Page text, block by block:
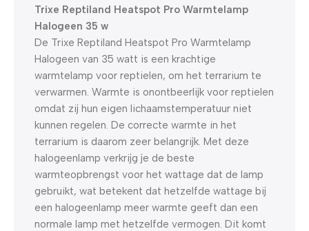
Trixe Reptiland Heatspot Pro Warmtelamp
Halogeen 35 w
De Trixe Reptiland Heatspot Pro Warmtelamp
Halogeen van 35 watt is een krachtige
warmtelamp voor reptielen, om het terrarium te
verwarmen. Warmte is onontbeerlijk voor reptielen
omdat zij hun eigen lichaamstemperatuur niet
kunnen regelen. De correcte warmte in het
terrarium is daarom zeer belangrijk. Met deze
halogeenlamp verkrijg je de beste
warmteopbrengst voor het wattage dat de lamp
gebruikt, wat betekent dat hetzelfde wattage bij
een halogeenlamp meer warmte geeft dan een
normale lamp met hetzelfde vermogen. Dit komt